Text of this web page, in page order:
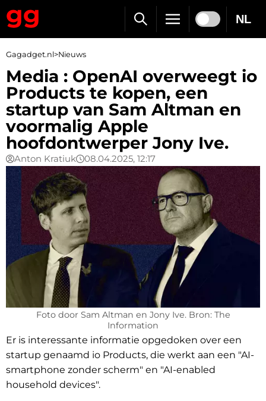
NL
Gagadget.nl>Nieuws
Media : OpenAI overweegt io
Products te kopen, een
startup van Sam Altman en
voormalig Apple
hoofdontwerper Jony Ive.
Anton Kratiuk 08.04.2025, 12:17
Foto door Sam Altman en Jony Ive. Bron: The
Information
Er is interessante informatie opgedoken over een
startup genaamd io Products, die werkt aan een "AI-
smartphone zonder scherm" en "AI-enabled
household devices".